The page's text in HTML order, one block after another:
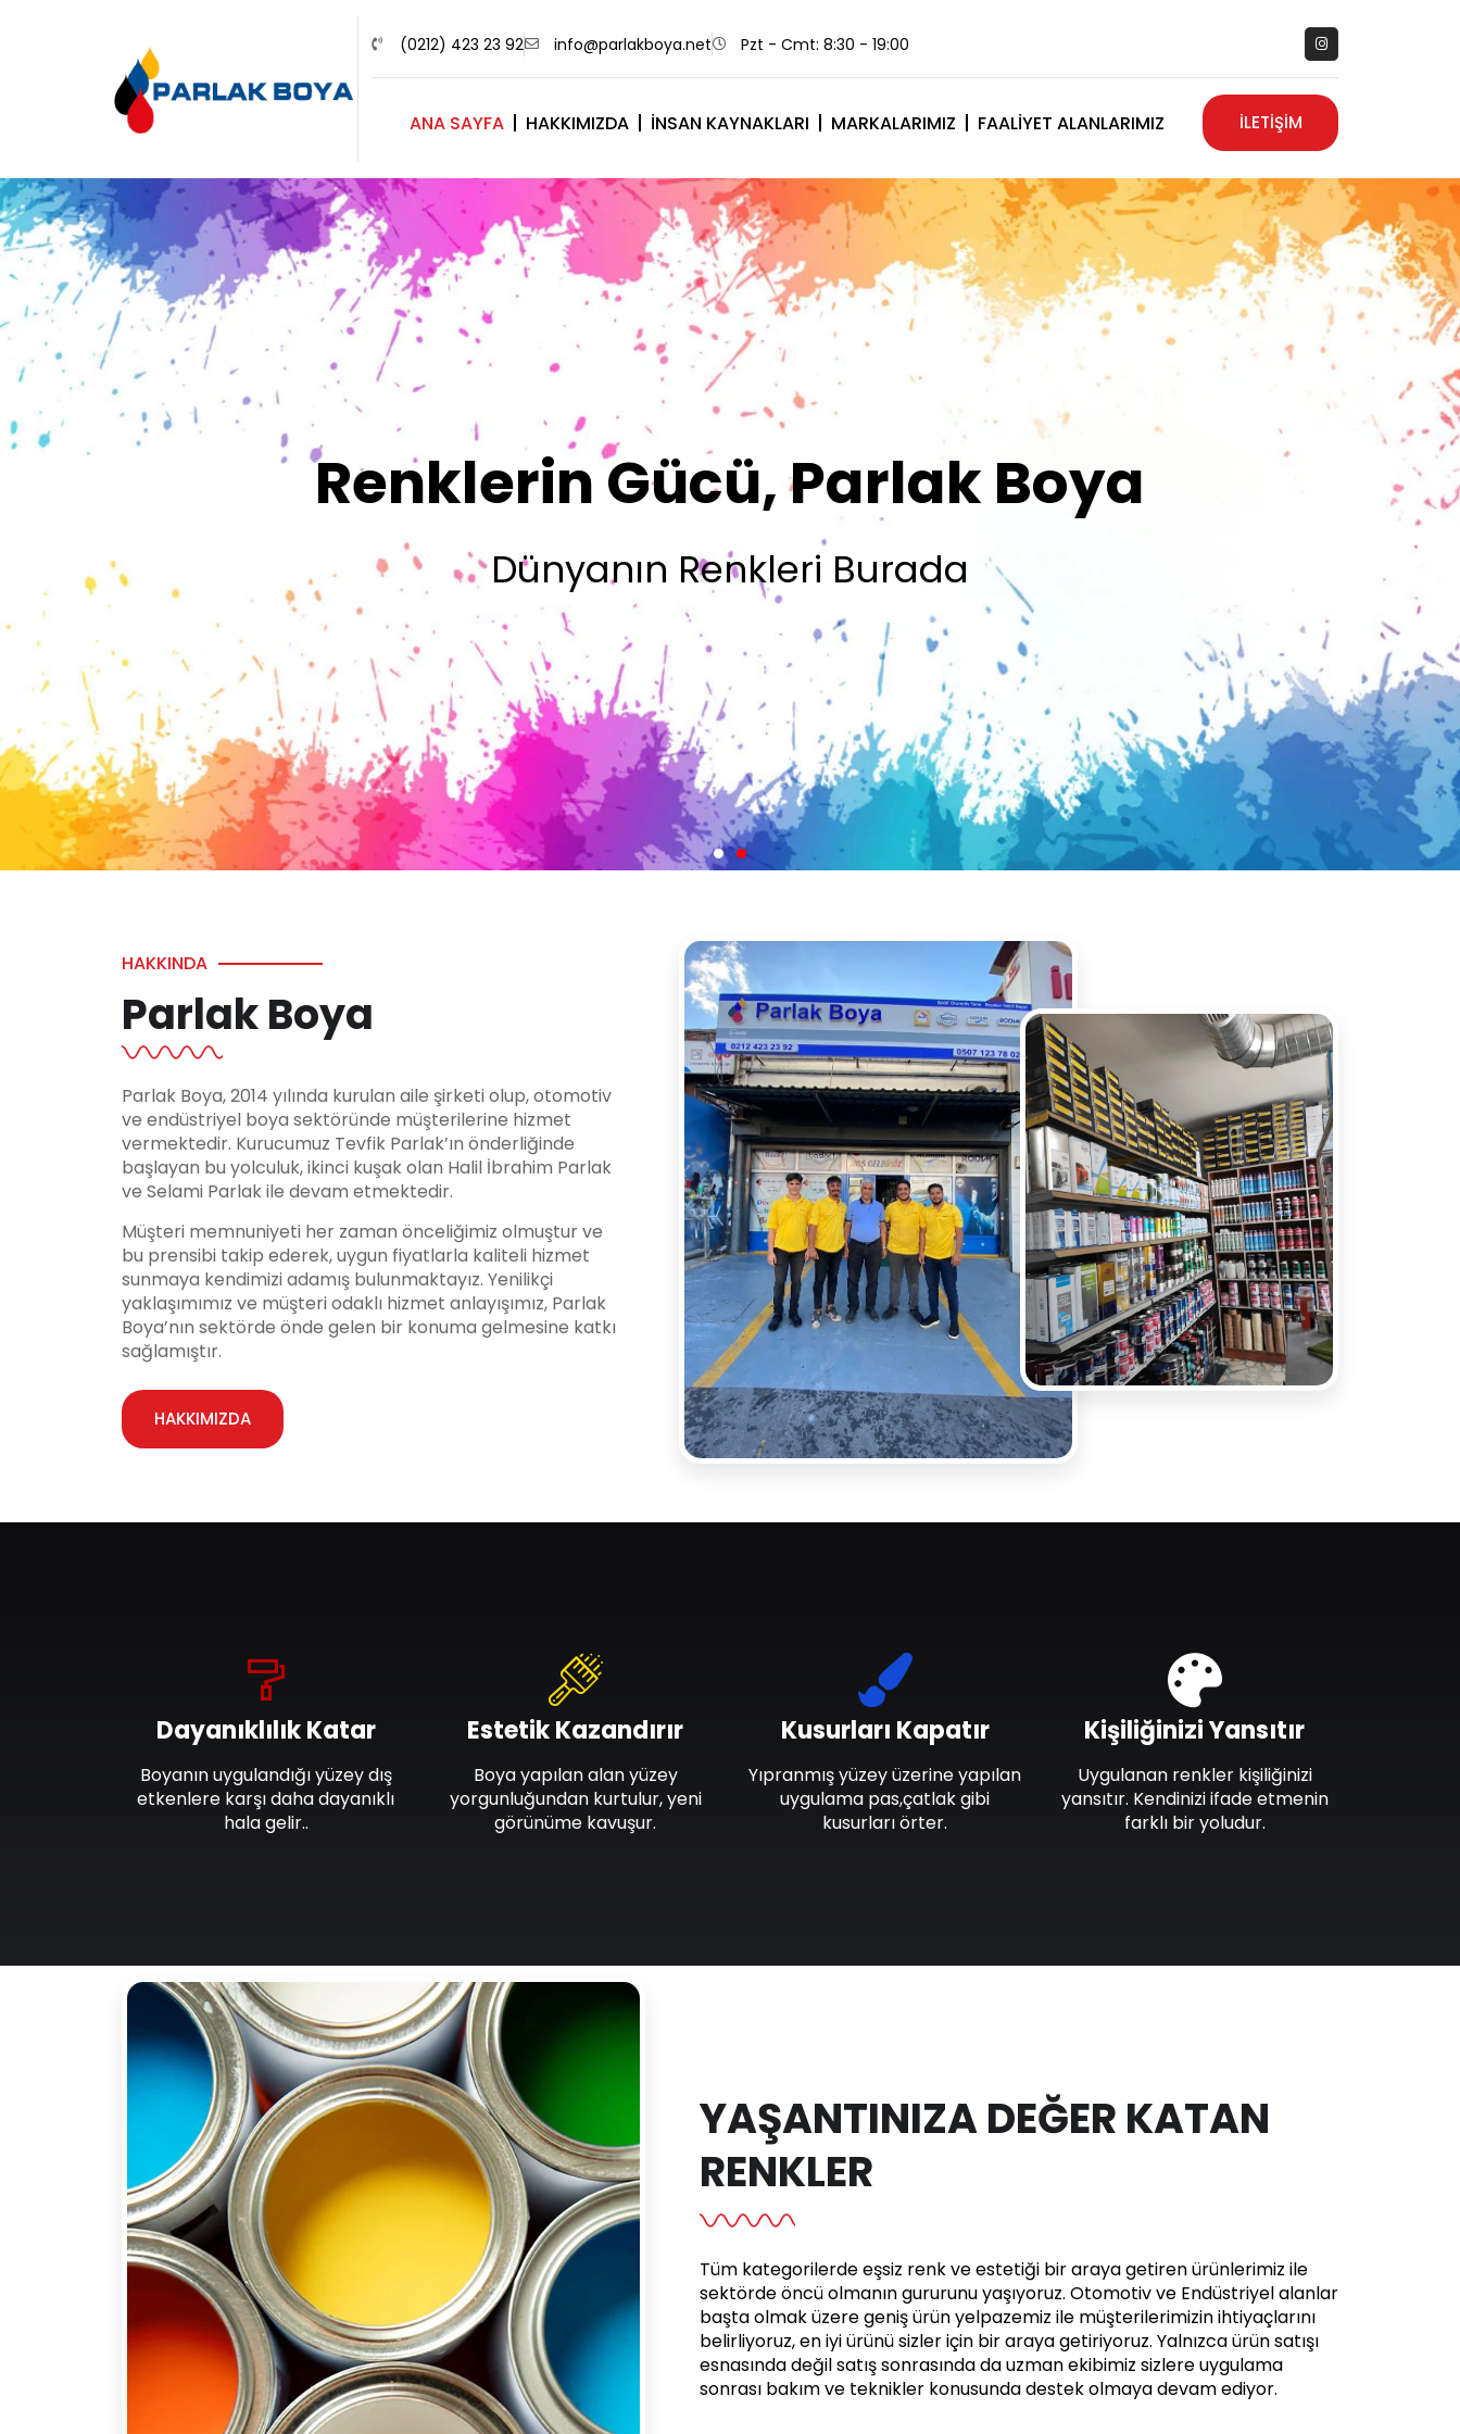
(0212) 423 23 92 info@parlakboya.net Pzt - Cmt: 8:30 - 19:00
ANA SAYFA HAKKIMIZDA İNSAN KAYNAKLARI MARKALARIMIZ FAALIYET ALANLARIMIZ İLETİŞİM
Renklerimiz Sizin İmzanız
Olsun
HAKKINDA
Parlak Boya
Parlak Boya, 2014 yılında kurulan aile şirketi olup, otomotiv
ve endüstriyel boya sektöründe müşterilerine hizmet
vermektedir. Kurucumuz Tevfik Parlak’ın önderliğinde
başlayan bu yolculuk, ikinci kuşak olan Halil İbrahim Parlak
ve Selami Parlak ile devam etmektedir.
Müşteri memnuniyeti her zaman önceliğimiz olmuştur ve
bu prensibi takip ederek, uygun fiyatlarla kaliteli hizmet
sunmaya kendimizi adamış bulunmaktayız. Yenilikçi
yaklaşımımız ve müşteri odaklı hizmet anlayışımız, Parlak
Boya’nın sektörde önde gelen bir konuma gelmesine katkı
sağlamıştır.
HAKKIMIZDA
Dayanıklılık Katar
Boyanın uygulandığı yüzey dış
etkenlere karşı daha dayanıklı
hala gelir..
Estetik Kazandırır
Boya yapılan alan yüzey
yorgunluğundan kurtulur, yeni
görünüme kavuşur.
Kusurları Kapatır
Yıpranmış yüzey üzerine yapılan
uygulama pas,çatlak gibi
kusurları örter.
Kişiliğinizi Yansıtır
Uygulanan renkler kişiliğinizi
yansıtır. Kendinizi ifade etmenin
farklı bir yoludur.
YAŞANTINIZA DEĞER KATAN
RENKLER
Tüm kategorilerde eşsiz renk ve estetiği bir araya getiren ürünlerimiz ile
sektörde öncü olmanın gururunu yaşıyoruz. Otomotiv ve Endüstriyel alanlar
başta olmak üzere geniş ürün yelpazemiz ile müşterilerimizin ihtiyaçlarını
belirliyoruz, en iyi ürünü sizler için bir araya getiriyoruz. Yalnızca ürün satışı
esnasında değil satış sonrasında da uzman ekibimiz sizlere uygulama
sonrası bakım ve teknikler konusunda destek olmaya devam ediyor.